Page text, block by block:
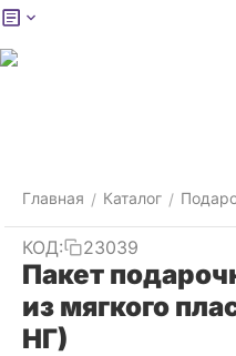
Главная / Каталог /
КОД: 23039
Пакет
из мягкого
НГ)